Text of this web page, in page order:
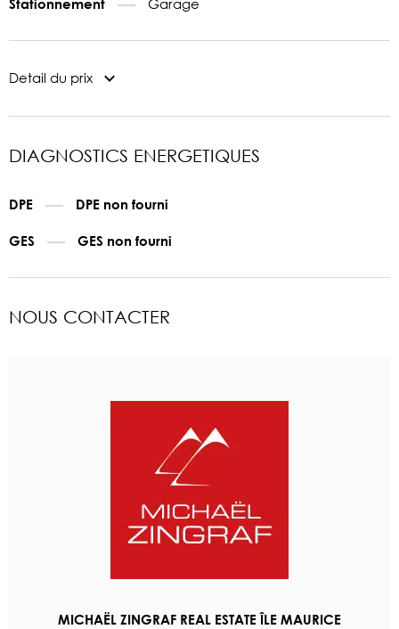
Detail du prix
DIAGNOSTICS ENERGETIQUES
DPE DPE non fourni
GES GES non fourni
NOUS CONTACTER
MICHAËL ZINGRAF REAL ESTATE ÎLE MAURICE